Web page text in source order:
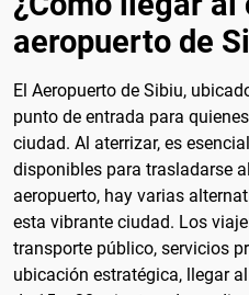
aeropuerto de
El Aeropuerto de Sibiu,
punto de entrada para
ciudad. Al aterrizar, es
disponibles para trasladarse al
aeropuerto, hay varias
esta vibrante ciudad. Los
transporte público, servicios
ubicación estratégica, llegar